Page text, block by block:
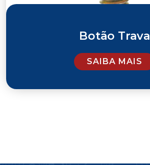
Botão Trava
SAIBA MAIS